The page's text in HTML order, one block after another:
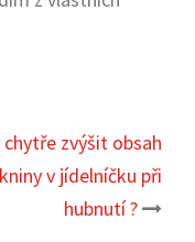
chytře zvýšit obsah
v jídelníčku při
hubnutí ?